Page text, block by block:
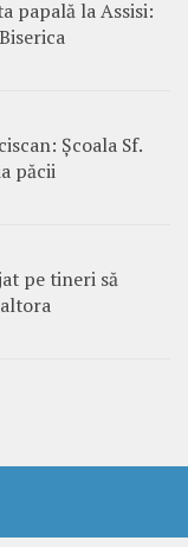
papală la Assisi:
Școala Sf.
păcii
pe tineri să